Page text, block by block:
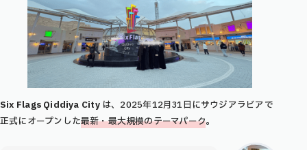
Six Flags Qiddiya Cityは、2025年12月31日にサウジアラビアで
正式にオープンした最新・最大規模のテーマパーク。